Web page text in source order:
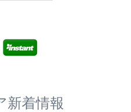
新着情報